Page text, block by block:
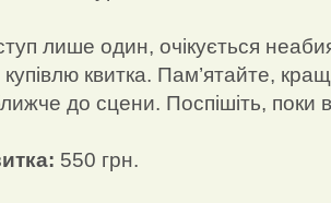
лише один, очікується
купівлю квитка. Пам’ятайте,
до сцени. Поспішіть, поки
550 грн.